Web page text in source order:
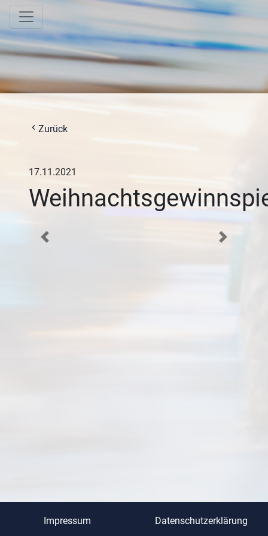
chevron_left Zurück
17.11.2021
Previous Next
Impressum Datenschutzerklärung